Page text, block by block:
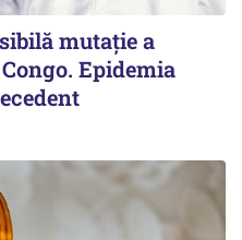
mutație a
Epidemia